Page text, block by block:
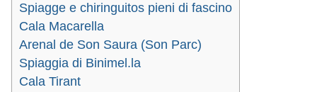
Spiagge e chiringuitos pieni di fascino
Cala Macarella
Arenal de Son Saura (Son Parc)
Spiaggia di Binimel.la
Cala Tirant